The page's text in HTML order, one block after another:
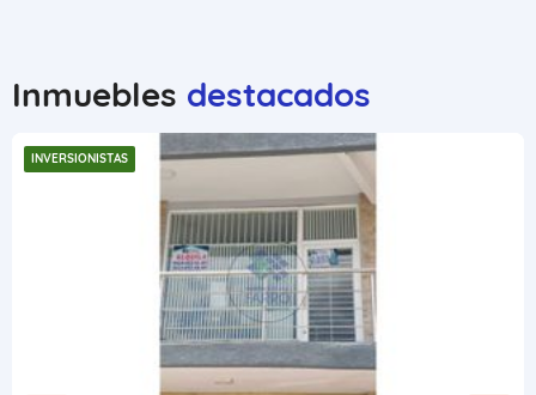
Inmuebles destacados
INVERSIONISTAS